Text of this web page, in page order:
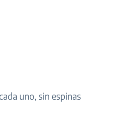
uno, sin espinas